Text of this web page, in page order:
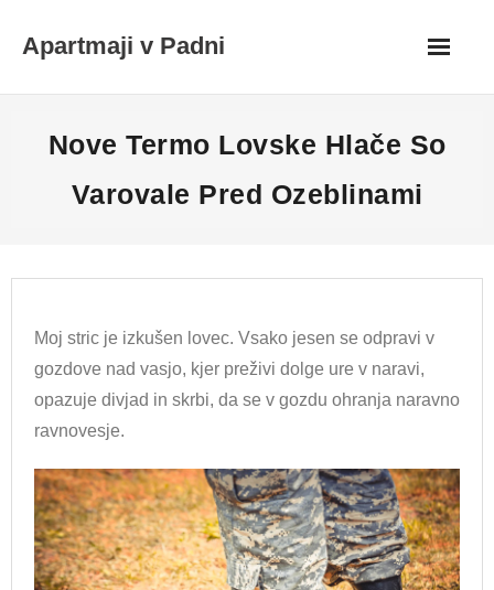
Apartmaji v Padni
Nove Termo Lovske Hlače So
Varovale Pred Ozeblinami
Moj stric je izkušen lovec. Vsako jesen se odpravi v
gozdove nad vasjo, kjer preživi dolge ure v naravi,
opazuje divjad in skrbi, da se v gozdu ohranja naravno
ravnovesje.